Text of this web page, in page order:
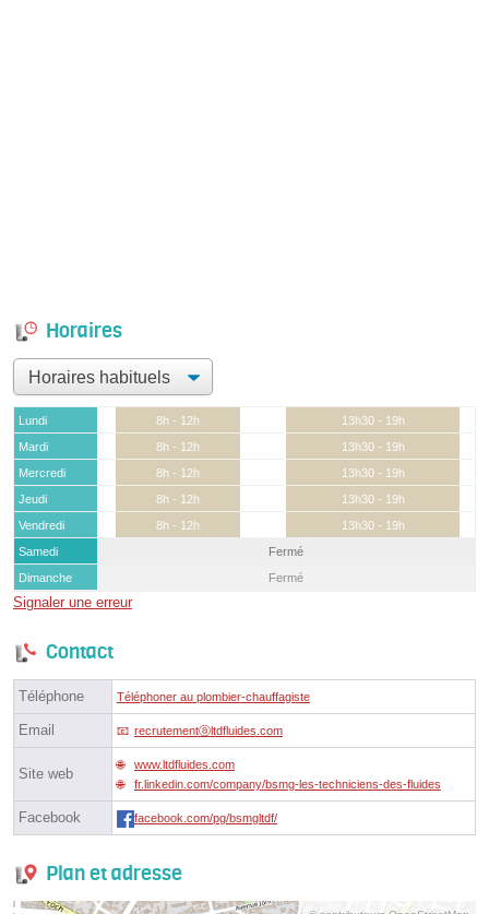
Horaires
Lundi 8h - 12h
13h30 - 19h
Mardi
8h - 12h
13h30 - 19h
Mercredi
8h - 12h
13h30 - 19h
Jeudi
8h - 12h
13h30 - 19h
Vendredi
8h - 12h
13h30 - 19h
Samedi
Fermé
Dimanche
Fermé
Signaler une erreur
Contact
Téléphone Téléphoner au plombier-chauffagiste
Email recrutementⓐltdfluides.com
Site web
www.ltdfluides.com
fr.linkedin.com/company/bsmg-les-techniciens-des-fluides
Facebook facebook.com/pg/bsmgltdf/
Plan et adresse